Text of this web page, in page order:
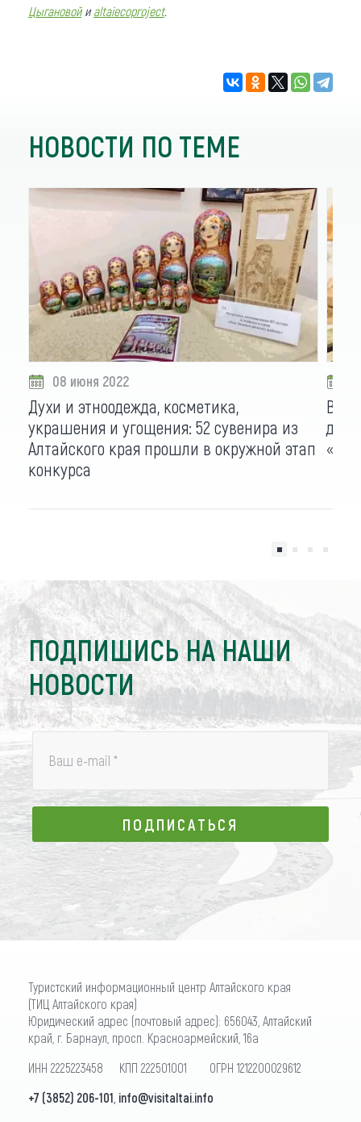
Цыгановойи altaiecoproject.
НОВОСТИ ПО ТЕМЕ
08 июня 2022
Духи и этноодежда, косметика,
украшения и угощения: 52 сувенира из
Алтайского края прошли в окружной этап
конкурса
для
ПОДПИШИСЬ НА НАШИ
НОВОСТИ
Ваш e-mail *
ПОДПИСАТЬСЯ
ПОДПИСАТЬСЯ
Туристский информационный центр Алтайского края
(ТИЦ Алтайского края)
Юридический адрес (почтовый адрес): 656043, Алтайский
край, г. Барнаул, просп. Красноармейский, 16а
ИНН 2225223458 КПП 222501001 ОГРН 1212200029612
+7 (3852) 206-101 info@visitaltai.info